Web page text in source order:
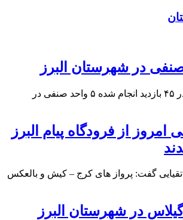
محمد نصیری گفت: در ۴۵ بازدید انجام شده ۵ واحد صنفی در
از فرودگاه پیام البرز
گفت: پرواز های کرج – کیش و بالعکس
در شهرستان البرز